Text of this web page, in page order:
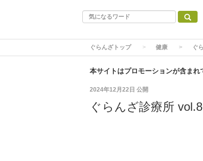
ぐらんざトップ 健康 ぐ
本サイトはプロモーションが含まれ
2024年12月22日 公開
ぐらんざ診療所